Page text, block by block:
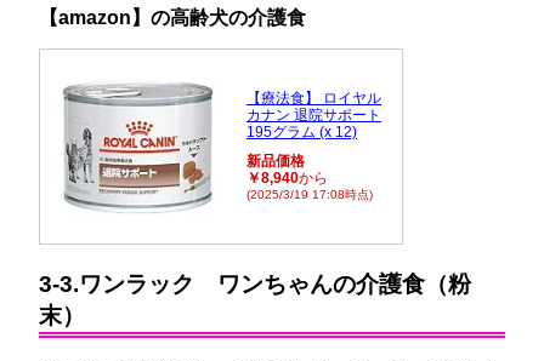
【amazon】の高齢犬の介護食
【療法食】 ロイヤル
カナン 退院サポート
195グラム (x 12)
新品価格
￥8,940から
(2025/3/19 17:08時点)
3-3.ワンラック ワンちゃんの介護食（粉
末）